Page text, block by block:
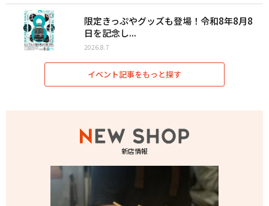
限定きっぷやグッズも登場！令和8年8月8
日を記念し...
2026.8.7
イベント記事をもっと探す
新店情報